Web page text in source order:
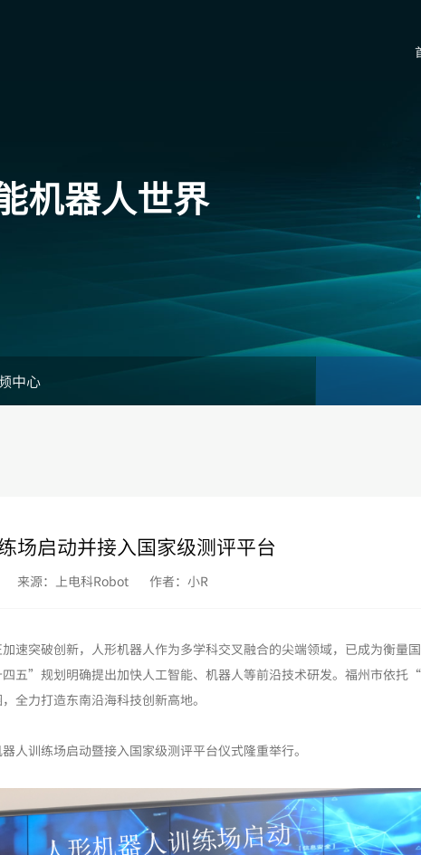
机器人世界
中心
场启动并接入国家级测评平台
来源：上电科Robot 作者：小R
速突破创新，人形机器人作为多学科交叉融合的尖端领域，已成为衡量
五”规划明确提出加快人工智能、机器人等前沿技术研发。福州市依
全力打造东南沿海科技创新高地。
人训练场启动暨接入国家级测评平台仪式隆重举行。